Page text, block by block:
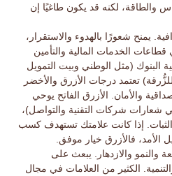
والطاقة، لكنه قد يكون طاغيًا إن
يمنح شعورًا بالهدوء والاستقرار،
الخدمات المالية والتأمين
البنوك (مثل الوطني وبيت التمويل
تعتمد درجات الأزرق والأخضر
والأمان. الأزرق الفاتح يوحي
شعارات شركات التقنية والتواصل)،
إذا كانت علامتك تستهدف كسب
الأمد، فالأزرق خيار موفق.
والنمو والازدهار. يبعث على
الكثير من العلامات في مجال